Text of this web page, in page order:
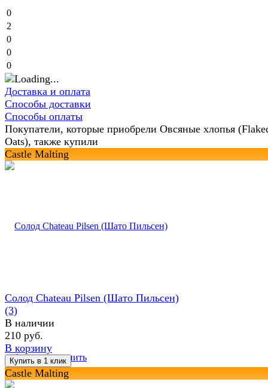
0
2
0
0
0
Доставка и оплата
Способы доставки
Способы оплаты
Покупатели, которые приобрели Овсяные хлопья
Oats), также купили
Castle Malting
избранное сравнить
Солод Chateau Pilsen (Шато Пильсен)
(3)
В наличии
210 руб.
В корзину
Castle Malting